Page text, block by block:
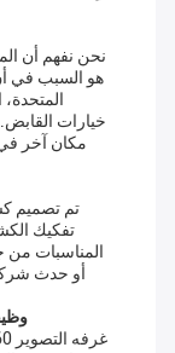
نحن نفهم أن
المتحدة،
خيارات
مكان آخر في
تفكيك
المناسبات